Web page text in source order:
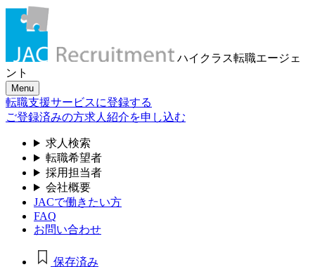
ハイクラス転職エージェ
ント
Menu
転職支援サービスに登録する
ご登録済みの方求人紹介を申し込む
求人検索
転職希望者
採用担当者
会社概要
JACで働きたい方
FAQ
お問い合わせ
保存済み